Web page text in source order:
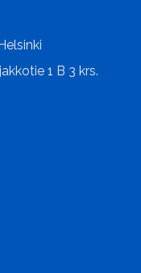
1 B 3 krs.